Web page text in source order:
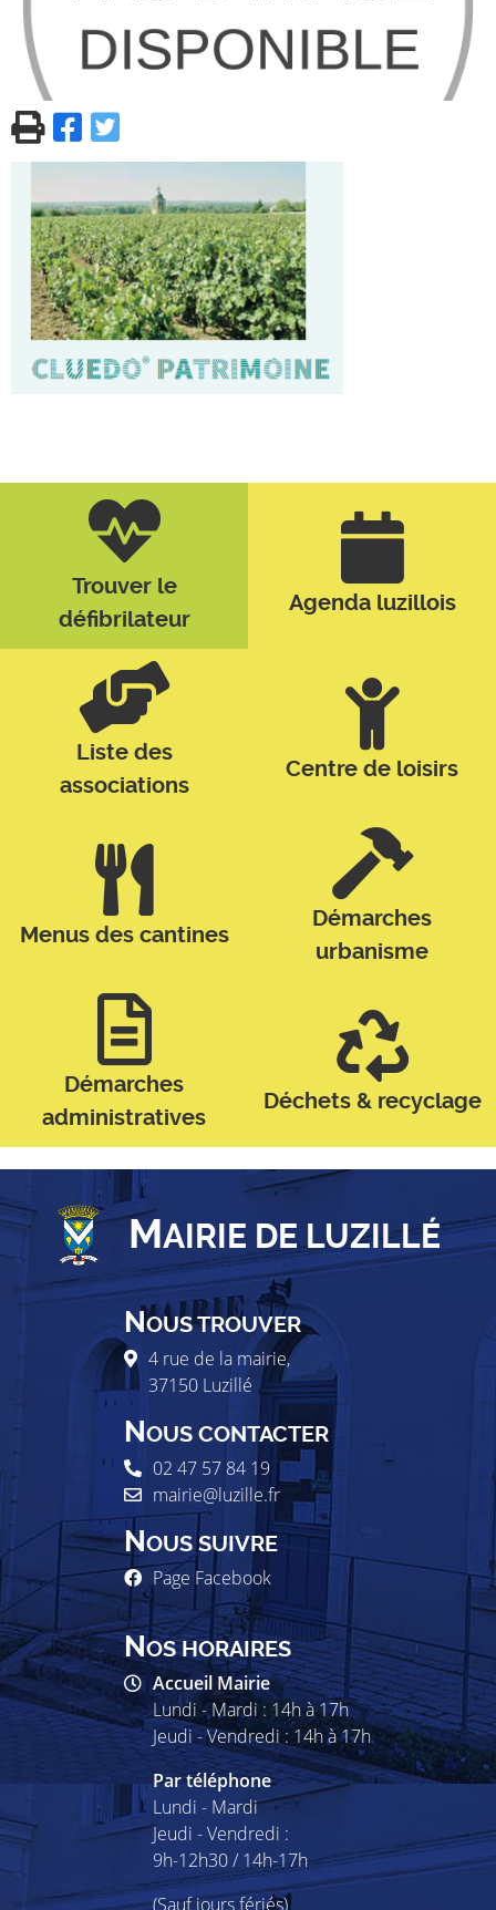
Trouver le
défibrilateur
Agenda luzillois
Liste des
associations
Centre de loisirs
Menus des cantines
Démarches
urbanisme
Démarches
administratives
Déchets & recyclage
MAIRIE DE LUZILLÉ
NOUS TROUVER
4 rue de la mairie,
37150 Luzillé
NOUS CONTACTER
02 47 57 84 19
mairie@luzille.fr
NOUS SUIVRE
Page Facebook
NOS HORAIRES
Accueil Mairie
Lundi - Mardi : 14h à 17h
Jeudi - Vendredi : 14h à 17h
Par téléphone
Lundi - Mardi
Jeudi - Vendredi :
9h-12h30 / 14h-17h
(Sauf jours fériés)